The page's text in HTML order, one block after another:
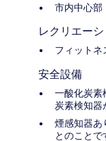
市内中心部
レクリエー
フィットネ
安全設備
一酸化炭素
炭素検知器
煙感知器あ
とのことで